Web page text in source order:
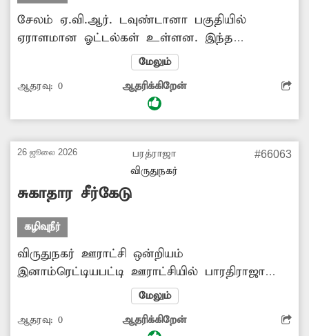
சேலம் ஏ.வி.ஆர். டவுண்டானா பகுதியில்
ஏராளமான ஓட்டல்கள் உள்ளன. இந்த
ஓட்டல்களின் கழிவுகளை அதே பகுதியில் உள்ள
கழிவுநீர் கால்வாயில் கொட்டுகின்றனர். இதனால்
சாக்கடை கால்வாயில் கழிவுகள் தேங்கி
நிற்பதால் கடும் துர்நாற்றம் வீசுகிறது. மேலும்
அதிகாரிகள் அந்த பகுதியில் ஆய்வு செய்து
கழிவுநீர் கால்வாயில் ஓட்டல் கழிவுகளை
கொட்டுபவர்கள் மீது நடவடிக்கை எடுக்க
வேண்டும்.
மேலும்
ஆதரவு: 0 ஆதரிக்கிறேன்
26 ஜூலை 2026
பரத்ராஜா
விருதுநகர்
#66063
சுகாதார சீர்கேடு
கழிவுநீர்
விருதுநகர் ஊராட்சி ஒன்றியம்
இனாம்ரெட்டியபட்டி ஊராட்சியில் பாரதிராஜா
தெருவில் உள்ள கழிவுநீர் கால்வாய் பல
நாட்களாகவே சுத்தம் செய்யாமல் கழிவுநீர்
தேங்கி சுகாதார சீர்கேட்டினை
மேலும்
ஆதரவு: 0 ஆதரிக்கிறேன்